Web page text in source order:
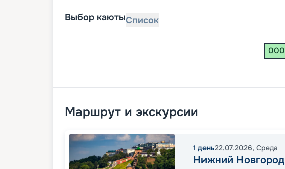
Выбор каютыСписок
000
Маршрут и экскурсии
1 день22.07.2026, Среда
Нижний Новгород